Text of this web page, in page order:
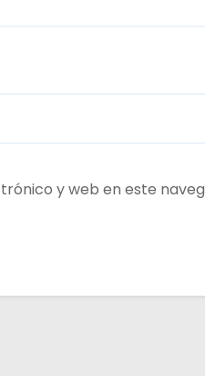
y web en este